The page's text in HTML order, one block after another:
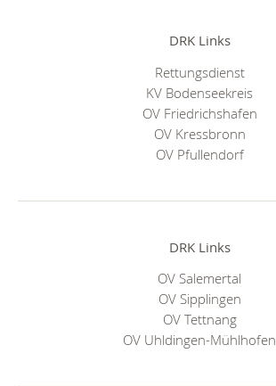
DRK Links
Rettungsdienst
KV Bodenseekreis
OV Friedrichshafen
OV Kressbronn
OV Pfullendorf
DRK Links
OV Salemertal
OV Sipplingen
OV Tettnang
OV Uhldingen-Mühlhofen